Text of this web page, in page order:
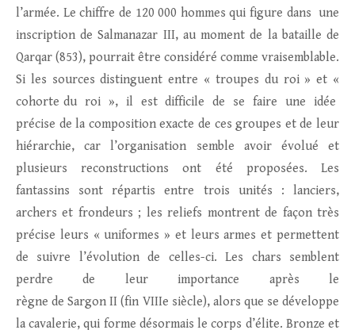
l’armée. Le chiffre de 120 000 hommes qui figure dans une
inscription de Salmanazar III, au moment de la bataille de
Qarqar (853), pourrait être considéré comme vraisemblable.
Si les sources distinguent entre « troupes du roi » et «
cohorte du roi », il est difficile de se faire une idée
précise de la composition exacte de ces groupes et de leur
hiérarchie, car l’organisation semble avoir évolué et
plusieurs reconstructions ont été proposées. Les
fantassins sont répartis entre trois unités : lanciers,
archers et frondeurs ; les reliefs montrent de façon très
précise leurs « uniformes » et leurs armes et permettent
de suivre l’évolution de celles-ci. Les chars semblent
perdre de leur importance après le
règne de Sargon II (fin VIIIe siècle), alors que se développe
la cavalerie, qui forme désormais le corps d’élite. Bronze et